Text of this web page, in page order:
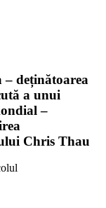
– deținătoarea
a unui
–
Chris Thau